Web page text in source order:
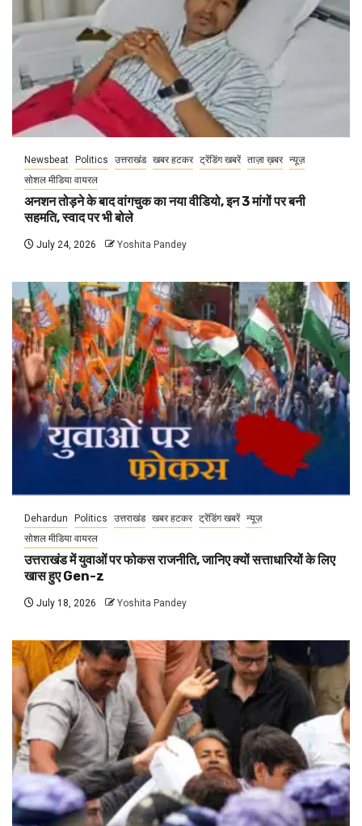
Newsbeat Politics उत्तराखंड खबर हटकर ट्रेंडिंग खबरें ताज़ा ख़बर न्यूज़
सोशल मीडिया वायरल
अनशन तोड़ने के बाद वांगचुक का नया वीडियो, इन 3 मांगों पर बनी
सहमति, स्वाद पर भी बोले
July 24, 2026 Yoshita Pandey
Dehardun Politics उत्तराखंड खबर हटकर ट्रेंडिंग खबरें न्यूज़
सोशल मीडिया वायरल
उत्तराखंड में युवाओं पर फोकस राजनीति, जानिए क्यों सत्ताधारियों के लिए
खास हुए Gen-z
July 18, 2026 Yoshita Pandey